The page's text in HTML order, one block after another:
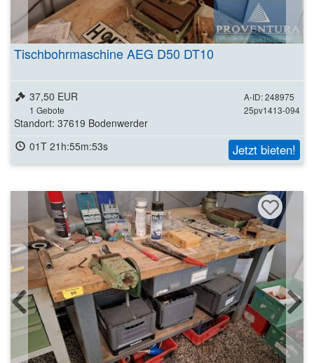
Tischbohrmaschine AEG D50 DT10
A-ID: 248975
25pv1413-094
37,50 EUR
1 Gebote
Standort: 37619 Bodenwerder
01T 21h:55m:51s
Jetzt bieten!